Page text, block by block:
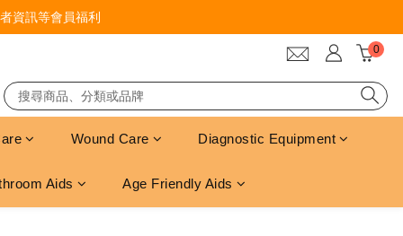
資訊等會員福利
Wound Care Diagnostic Equipment
Aids Age Friendly Aids